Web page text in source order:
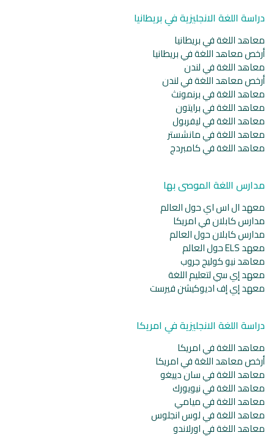
دراسة اللغة الانجليزية في بريطانيا
معاهد اللغة في بريطانيا
أرخص معاهد اللغة في بريطانيا
معاهد اللغة في لندن
أرخص معاهد اللغة في لندن
معاهد اللغة في برنمونث
معاهد اللغة في برايتون
معاهد اللغة في ليفربول
معاهد اللغة في مانشستر
معاهد اللغة في كامبردج
مدارس اللغة الموصى بها
معهد ال اس اي حول العالم
مدارس كابلان في امريكا
مدارس كابلان حول العالم
معهد ELS حول العالم
معاهد نيو كوليج جروب
معهد إي سي لتعليم اللغة
معهد إي إف اديوكيشن فيرست
دراسة اللغة الانجليزية في امريكا
معاهد اللغة في امريكا
أرخص معاهد اللغة في امريكا
معاهد اللغة في سان دييغو
معاهد اللغة في نيويورك
معاهد اللغة في ميامي
معاهد اللغة في لوس انجلوس
معاهد اللغة في اورلاندو